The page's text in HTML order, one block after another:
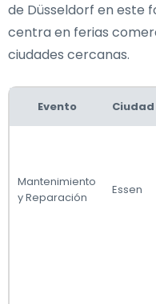
de Düsseldorf en este
centra en ferias
ciudades cercanas.
Evento Ciudad
Mantenimiento
y Reparación
Essen